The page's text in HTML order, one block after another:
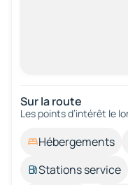
Sur la route
Les points d’intérêt le
Hébergements
Stations service